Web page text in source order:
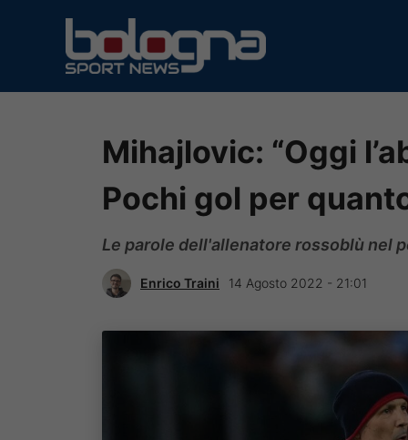
contenuto
Mihajlovic: “Oggi
Pochi gol per
Le parole dell'allenatore rossoblù nel
Enrico Traini 14 Agosto 2022 - 21:01